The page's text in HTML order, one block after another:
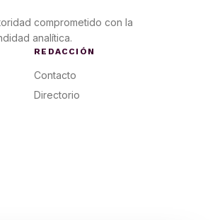
comprometido con la
analítica.
REDACCIÓN
Contacto
Directorio